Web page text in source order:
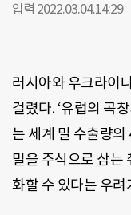
입력 2022.03.04.14:29
러시아와 우크라이
걸렸다. ‘유럽의 곡
는 세계 밀 수출량의
밀을 주식으로 삼는
화할 수 있다는 우려